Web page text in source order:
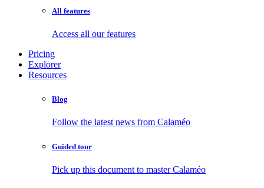
All features
Access all our features
Pricing
Explorer
Resources
Blog
Follow the latest news from Calaméo
Guided tour
Pick up this document to master Calaméo